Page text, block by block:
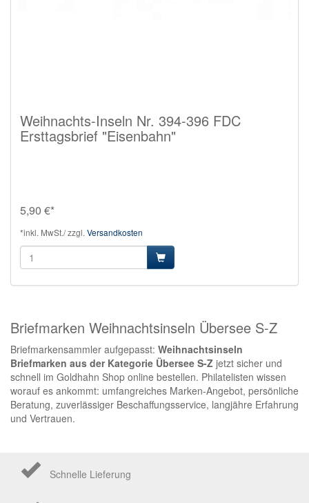
Weihnachts-Inseln Nr. 394-396 FDC
Ersttagsbrief "Eisenbahn"
5,90 €*
*inkl. MwSt./ zzgl. Versandkosten
Briefmarken Weihnachtsinseln Übersee S-Z
Briefmarkensammler aufgepasst: Weihnachtsinseln
Briefmarken aus der Kategorie Übersee S-Z jetzt sicher und
schnell im Goldhahn Shop online bestellen. Philatelisten wissen
worauf es ankommt: umfangreiches Marken-Angebot, persönliche
Beratung, zuverlässiger Beschaffungsservice, langjähre Erfahrung
und Vertrauen.
Schnelle Lieferung